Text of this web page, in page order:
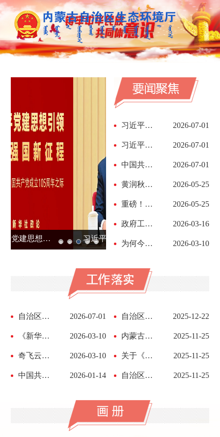
习近平：做强做优做大实体经济
习近平：在庆祝中国共产党成立105周年大会上的讲话 2026-07-01
习近平在庆祝中国共产党成立105周年大会上的讲话... 2026-07-01
中国共产党为什么能的关键密码 2026-07-01
黄润秋部长在《人民日报》发表署名文章《绘就美... 2026-05-25
重磅！任仲平来了 2026-05-25
政府工作报告（全文） 2026-03-16
为何今年制定一部民族工作领域新法律？大会发言... 2026-03-10
自治区生态环境厅党组书记、厅长奇飞云讲授树立... 2026-07-01
《新华每日电讯》刊发内蒙古自治区党委书记王伟... 2026-03-10
奇飞云：内蒙古践行“两山”理念 全力打好“三北... 2026-03-10
中国共产党内蒙古自治区第十一届委员会第十一次... 2026-01-14
自治区党委理论学习中心组举行2025年第十三次集... 2025-12-22
内蒙古自治区人民政府办公厅关于印发全面推进美... 2025-11-25
关于《内蒙古自治区党委关于制定国民经济和社会... 2025-11-25
自治区党委常委会召开会议 学习贯彻习近平总书记... 2025-11-25